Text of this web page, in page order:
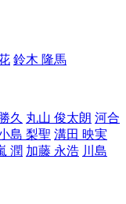
鈴木 隆馬
久 丸山 俊太朗 河合
島 梨聖 溝田 映実
潤 加藤 永浩 川島